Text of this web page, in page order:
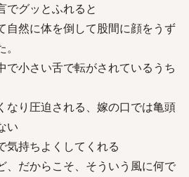
でグッとふれると
自然に体を倒して股間に顔をうず
で小さい舌で転がされているうち
なり圧迫される、嫁の口では亀頭
い
気持ちよくしてくれる
、だからこそ、そういう風に何で